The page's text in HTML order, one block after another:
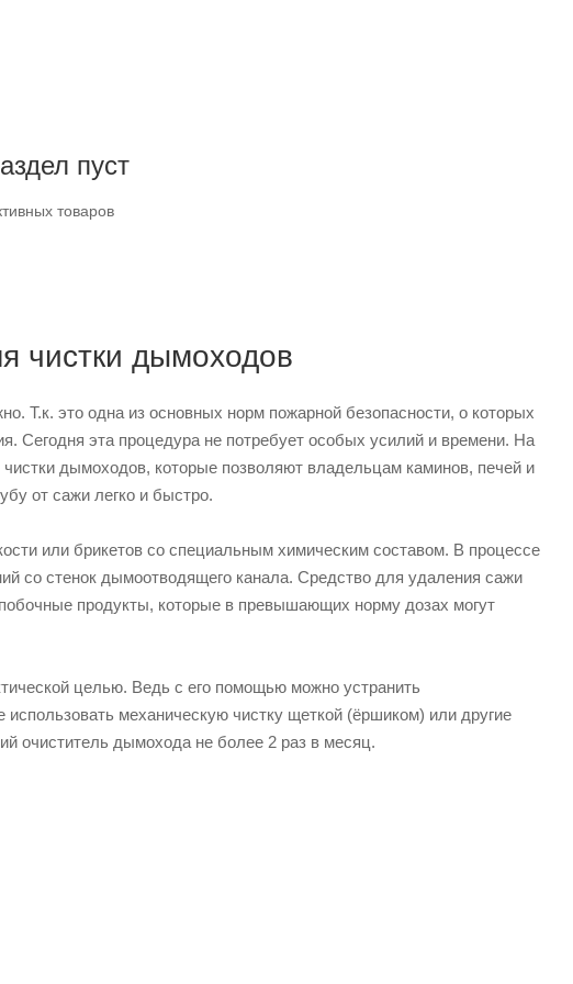
пуст
товаров
чистки дымоходов
Т.к. это одна из основных норм пожарной безопасности, о которых
Сегодня эта процедура не потребует особых усилий и времени. На
дымоходов, которые позволяют владельцам каминов, печей и
от сажи легко и быстро.
или брикетов со специальным химическим составом. В процессе
со стенок дымоотводящего канала. Средство для удаления сажи
продукты, которые в превышающих норму дозах могут
целью. Ведь с его помощью можно устранить
механическую чистку щеткой (ёршиком) или другие
очиститель дымохода не более 2 раз в месяц.